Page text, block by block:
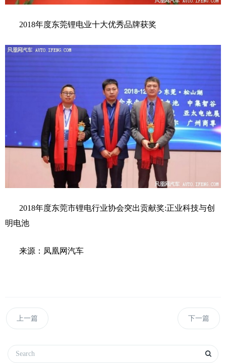
2018年度东莞锂电业十大优秀品牌获奖
2018年度东莞市锂电行业协会突出贡献奖:正业科技与创
明电池
来源：凤凰网汽车
上一篇 下一篇